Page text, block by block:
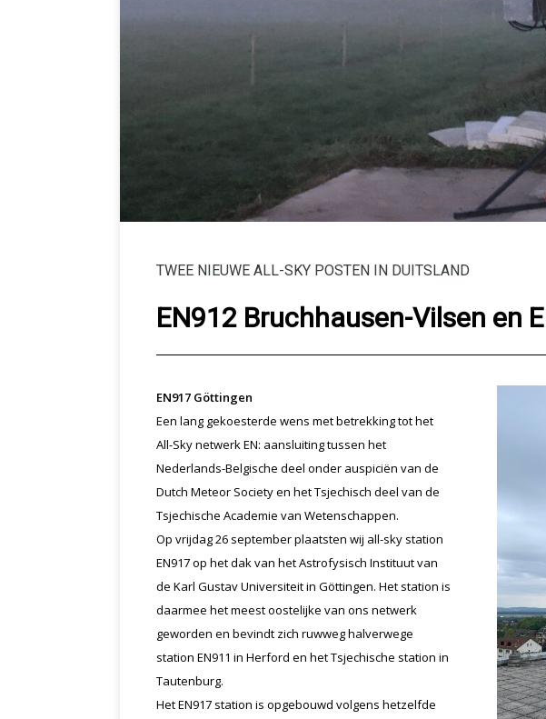
TWEE NIEUWE ALL-SKY POSTEN IN DUITSLAND
EN912 Bruchhausen-Vilsen en
EN917 Göttingen
Een lang gekoesterde wens met betrekking tot het
All-Sky netwerk EN: aansluiting tussen het
Nederlands-Belgische deel onder auspiciën van de
Dutch Meteor Society en het Tsjechisch deel van de
Tsjechische Academie van Wetenschappen.
Op vrijdag 26 september plaatsten wij all-sky station
EN917 op het dak van het Astrofysisch Instituut van
de Karl Gustav Universiteit in Göttingen. Het station is
daarmee het meest oostelijke van ons netwerk
geworden en bevindt zich ruwweg halverwege
station EN911 in Herford en het Tsjechische station in
Tautenburg.
Het EN917 station is opgebouwd volgens hetzelfde